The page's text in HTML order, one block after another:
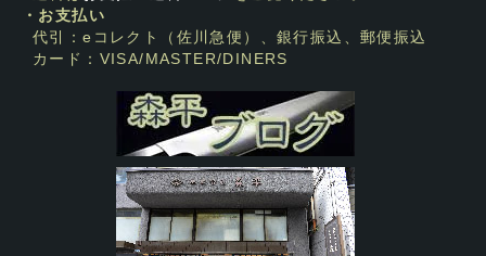
・お支払い
代引：eコレクト（佐川急便）、銀行振込、郵便振込
カード：VISA/MASTER/DINERS